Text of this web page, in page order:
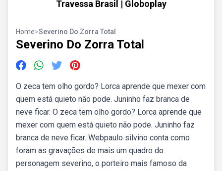
Travessa Brasil | Globoplay
Home>Severino Do Zorra Total
Severino Do Zorra Total
O zeca tem olho gordo? Lorca aprende que mexer com
quem está quieto não pode. Juninho faz branca de
neve ficar. O zeca tem olho gordo? Lorca aprende que
mexer com quem está quieto não pode. Juninho faz
branca de neve ficar. Webpaulo silvino conta como
foram as gravações de mais um quadro do
personagem severino, o porteiro mais famoso da